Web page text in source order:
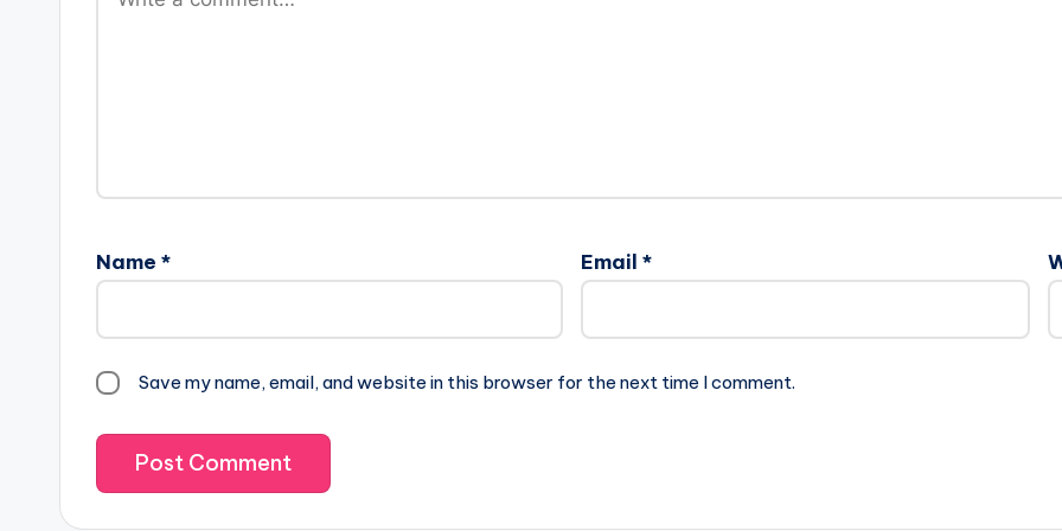
Name * Email *
Save my name, email, and website in this browser for the next time I comment.